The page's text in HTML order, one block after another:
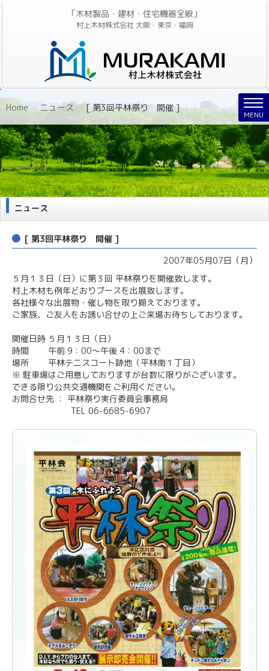
「木材製品・建材・住宅機器全般」
村上木材株式会社 大阪・東京・福岡
MENU
Home » ニュース » [ 第3回平林祭り 開催 ]
ニュース
[ 第3回平林祭り 開催 ]
2007年05月07日（月）
５月１３日（日）に第３回 平林祭りを開催致します。
村上木材も例年どおりブースを出展致します。
各社様々な出展物・催し物を取り揃えております。
ご家族、ご友人をお誘い合せの上ご来場お待ちしております。
開催日時 ５月１３日（日）
時間 午前 9：00～午後 4：00まで
場所 平林テニスコート跡地（平林南１丁目）
※ 駐車場はご用意しておりますが台数に限りがございます。
できる限り公共交通機関をご利用ください。
お問合せ先 ： 平林祭り実行委員会事務局
TEL 06-6685-6907